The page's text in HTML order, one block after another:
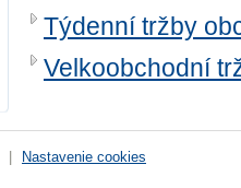
Týdenní tržby
Velkoobchodní
Nastavenie cookies